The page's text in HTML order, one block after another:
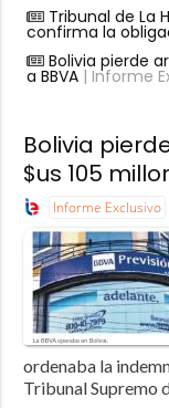
Tribunal de La
confirma la
Bolivia pierde
a BBVA| Informe
Bolivia
$us 105
Informe Exclusivo
ordenaba la
Tribunal Supremo